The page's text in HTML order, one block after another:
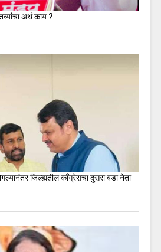
अर्थ काय ?
जिल्ह्यतील कॉंग्रेसचा दुसरा बडा नेता